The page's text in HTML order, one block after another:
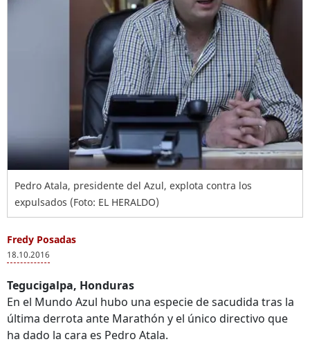
Pedro Atala, presidente del Azul, explota contra los
expulsados (Foto: EL HERALDO)
Fredy Posadas
18.10.2016
Tegucigalpa, Honduras
En el Mundo Azul hubo una especie de sacudida tras la
última derrota ante Marathón y el único directivo que
ha dado la cara es Pedro Atala.